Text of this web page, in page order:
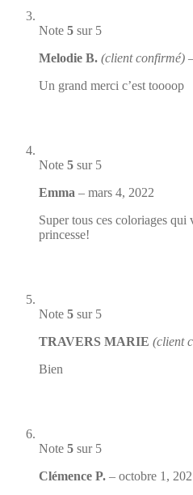
Note 5 sur 5
Melodie B. (client confirmé)
Un grand merci c’est toooop
Note 5 sur 5
Emma – mars 4, 2022
Super tous ces coloriages qui
princesse!
Note 5 sur 5
TRAVERS MARIE (client
Bien
Note 5 sur 5
Clémence P. – octobre 1,